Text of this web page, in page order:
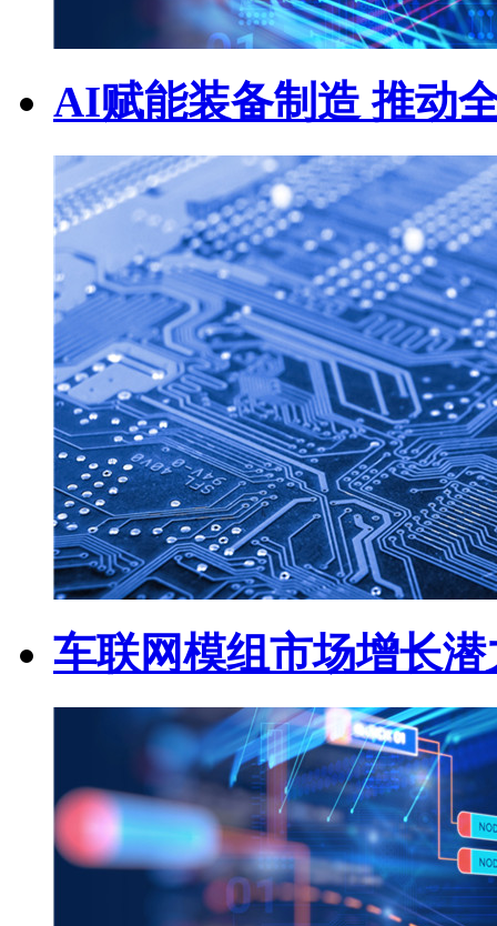
AI赋能装备制造 推动
车联网模组市场增长